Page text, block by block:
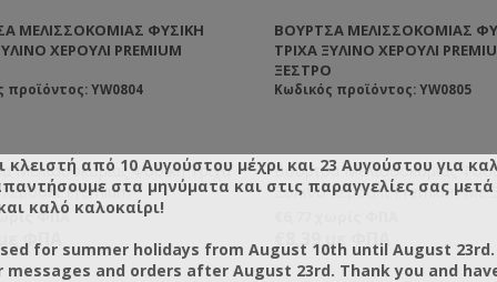
ΜΕΛΙΣΣΟΚΟΜΊΑΣ ΦΥΣΙΚΉ
ΧΕΡΟΎΛΙ PREMIUM
προϊόντος: YW0804
Μελισσοκομίας Φυσική Τρίχα
Premium
ΦΠΑ
ΦΠΑ
ΒΟΎΡΤΣΑ ΜΕΛΙΣΣΟΚΟΜΊΑΣ
ΤΡΊΧΑ ΞΎΛΙΝΟ ΧΕΡΟΎΛΙ
ΞΈΣΤΡΟ
Κωδικός προϊόντος: YW0805
Βούρτσα Μελισσοκομίας
Ξύλινο Χερούλι Premium Με
€8,39 με ΦΠΑ
κλειστή από 10 Αυγούστου μέχρι και 23 Αυγούστου για
στα μηνύματα και στις παραγγελίες σας μετά
καλό καλοκαίρι!
for summer holidays from August 10th until August
messages and orders after August 23rd. Thank you and